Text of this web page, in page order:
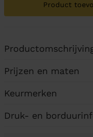
Product
Prijzen en maten
Keurmerken
Druk- en